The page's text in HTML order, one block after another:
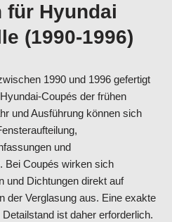
für Hyundai
(1990-1996)
1990 und 1996 gefertigt
Coupés der frühen
und Ausführung können sich
und
Bei Coupés wirken sich
und Dichtungen direkt auf
der Verglasung aus. Eine exakte
ist daher erforderlich.